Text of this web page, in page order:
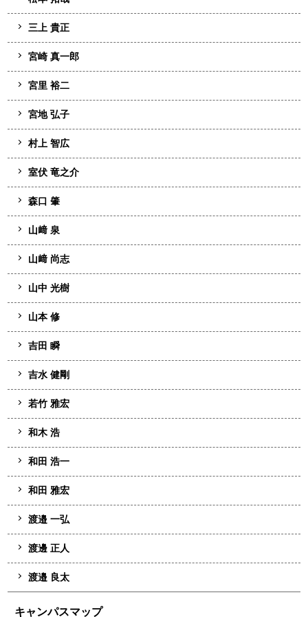
三上 貴正
宮崎 真一郎
宮里 裕二
宮地 弘子
村上 智広
室伏 竜之介
森口 肇
山﨑 泉
山﨑 尚志
山中 光樹
山本 修
吉田 瞬
吉水 健剛
若竹 雅宏
和木 浩
和田 浩一
和田 雅宏
渡邉 一弘
渡邊 正人
渡邉 良太
キャンパスマップ